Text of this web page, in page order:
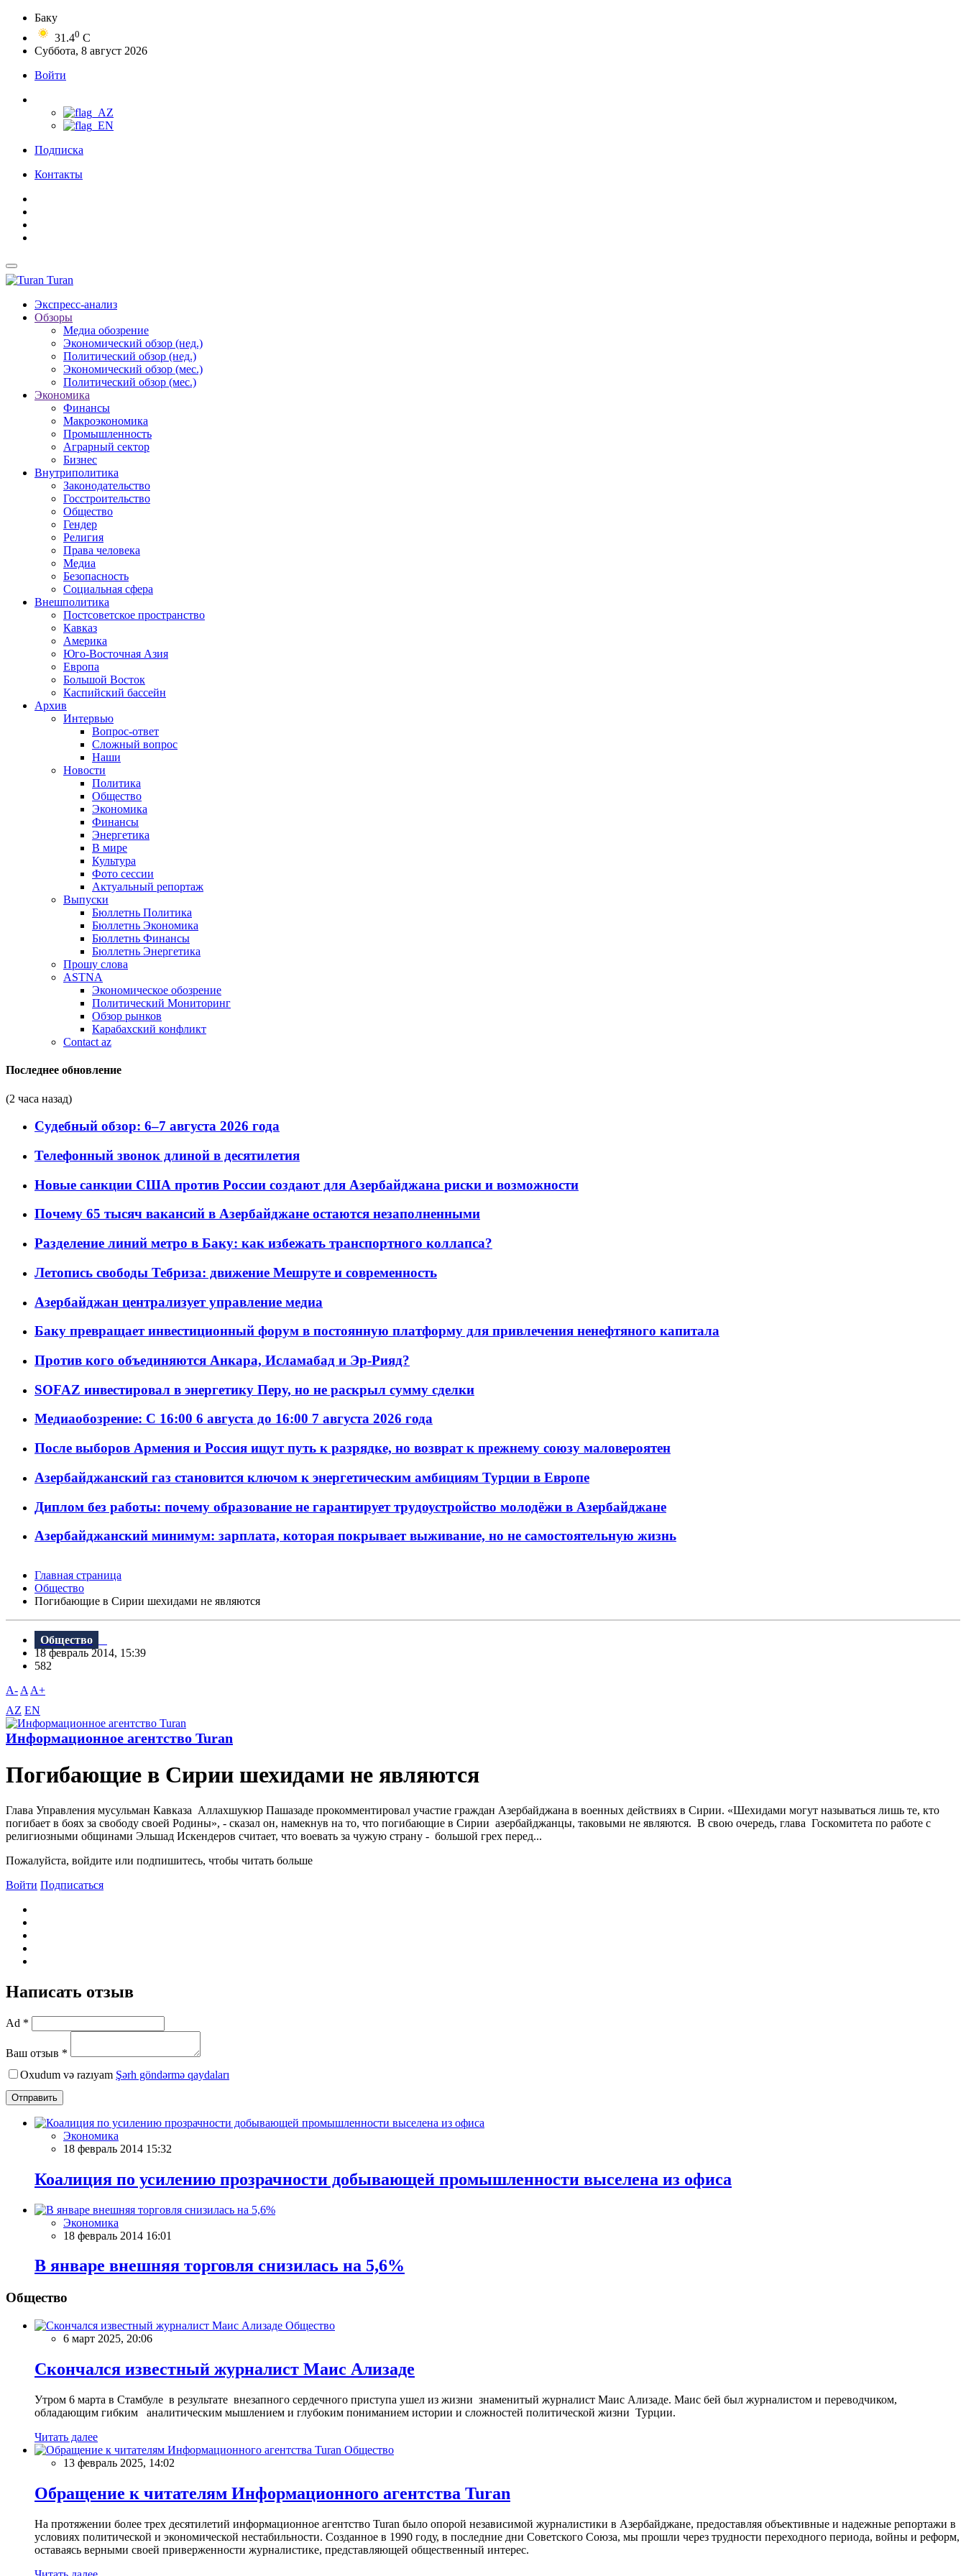
Баку
31.40 C
Суббота, 8 август 2026
Войти
Подписка
Контакты
Turan
Экспресс-анализ
Обзоры
Медиа обозрение
Экономический обзор (нед.)
Политический обзор (нед.)
Экономический обзор (мес.)
Политический обзор (мес.)
Экономика
Финансы
Макроэкономика
Промышленность
Аграрный сектор
Бизнес
Внутриполитика
Законодательство
Госстроительство
Общество
Гендер
Религия
Права человека
Медиа
Безопасность
Социальная сфера
Внешполитика
Постсоветское пространство
Кавказ
Америка
Юго-Восточная Азия
Европа
Большой Восток
Каспийский бассейн
Архив
Интервью
Вопрос-ответ
Сложный вопрос
Наши
Новости
Политика
Общество
Экономика
Финансы
Энергетика
В мире
Культура
Фото сессии
Актуальный репортаж
Выпуски
Бюллетнь Политика
Бюллетнь Экономика
Бюллетнь Финансы
Бюллетнь Энергетика
Прошу слова
ASTNA
Экономическое обозрение
Политический Мониторинг
Обзор рынков
Карабахский конфликт
Contact az
Последнее обновление
(2 часа назад)
Судебный обзор: 6–7 августа 2026 года
Телефонный звонок длиной в десятилетия
Новые санкции США против России создают для Азербайджана риски и возможности
Почему 65 тысяч вакансий в Азербайджане остаются незаполненными
Разделение линий метро в Баку: как избежать транспортного коллапса?
Летопись свободы Тебриза: движение Мешруте и современность
Азербайджан централизует управление медиа
Баку превращает инвестиционный форум в постоянную платформу для привлечения ненефтяного капитала
Против кого объединяются Анкара, Исламабад и Эр-Рияд?
SOFAZ инвестировал в энергетику Перу, но не раскрыл сумму сделки
Медиаобозрение: С 16:00 6 августа до 16:00 7 августа 2026 года
После выборов Армения и Россия ищут путь к разрядке, но возврат к прежнему союзу маловероятен
Азербайджанский газ становится ключом к энергетическим амбициям Турции в Европе
Диплом без работы: почему образование не гарантирует трудоустройство молодёжи в Азербайджане
Азербайджанский минимум: зарплата, которая покрывает выживание, но не самостоятельную жизнь
Главная страница
Общество
Погибающие в Сирии шехидами не являются
Общество
18 февраль 2014, 15:39
582
A- A A+
AZ EN
Информационное агентство Turan
Погибающие в Сирии шехидами не являются
Глава Управления мусульман Кавказа Аллахшукюр Пашазаде прокомментировал участие граждан Азербайджана в военных действиях в Сирии. «Шехидами могут называться лишь те, кто
погибает в боях за свободу своей Родины», - сказал он, намекнув на то, что погибающие в Сирии азербайджанцы, таковыми не являются. В свою очередь, глава Госкомитета по работе с
религиозными общинами Эльшад Искендеров считает, что воевать за чужую страну - большой грех перед...
Пожалуйста, войдите или подпишитесь, чтобы читать больше
Войти Подписаться
Написать отзыв
Ad *
Ваш отзыв *
Oxudum və razıyam Şərh göndərmə qaydaları
Отправить
Экономика
18 февраль 2014 15:32
Коалиция по усилению прозрачности добывающей промышленности выселена из офиса
Экономика
18 февраль 2014 16:01
В январе внешняя торговля снизилась на 5,6%
Общество
Общество
6 март 2025, 20:06
Скончался известный журналист Маис Ализаде
Утром 6 марта в Стамбуле в результате внезапного сердечного приступа ушел из жизни знаменитый журналист Маис Ализаде. Маис бей был журналистом и переводчиком,
обладающим гибким аналитическим мышлением и глубоким пониманием истории и сложностей политической жизни Турции.
Читать далее
Общество
13 февраль 2025, 14:02
Обращение к читателям Информационного агентства Turan
На протяжении более трех десятилетий информационное агентство Turan было опорой независимой журналистики в Азербайджане, предоставляя объективные и надежные репортажи в
условиях политической и экономической нестабильности. Созданное в 1990 году, в последние дни Советского Союза, мы прошли через трудности переходного периода, войны и реформ,
оставаясь верными своей приверженности журналистике, представляющей общественный интерес.